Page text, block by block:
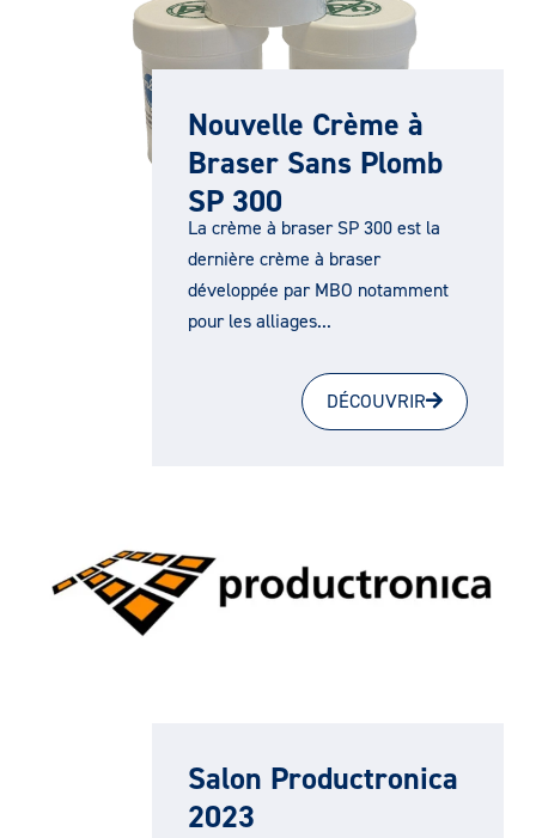
Nouvelle Crème à
Braser Sans Plomb
SP 300
La crème à braser SP 300 est la
dernière crème à braser
développée par MBO notamment
pour les alliages...
DÉCOUVRIR
Salon Productronica
2023